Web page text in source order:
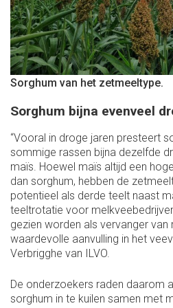
Sorghum van het zetmeeltype.
Sorghum bijna evenveel
“Vooral in droge jaren presteert
sommige rassen bijna dezelfde
maïs. Hoewel maïs​ altijd een
dan sorghum, hebben de
potentieel als derde teelt naast
teeltrotatie voor
gezien worden als vervanger van
waardevolle aanvulling in het
Verbrigghe van ILVO.
De onderzoekers raden daarom
sorghum in te kuilen samen met